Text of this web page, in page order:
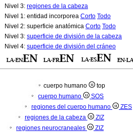
Nivel 3: regiones de la cabeza
Nivel 1: entidad incorporea Corto Todo
Nivel 2: superficie anatómica Corto Todo
Nivel 3: superficie de división de la cabeza
Nivel 4: superficie de división del cráneo
cuerpo humano
top
cuerpo humano
SOS
regiones del cuerpo humano
ZES
regiones de la cabeza
ZIZ
regiones neurocraneales
ZIZ